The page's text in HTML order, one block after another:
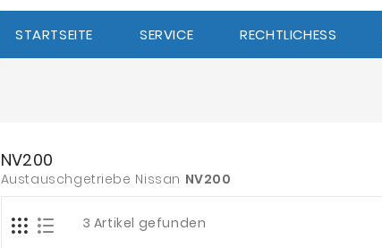
STARTSEITE SERVICE RECHTLICHESS
NV200
Austauschgetriebe Nissan NV200
3 Artikel gefunden